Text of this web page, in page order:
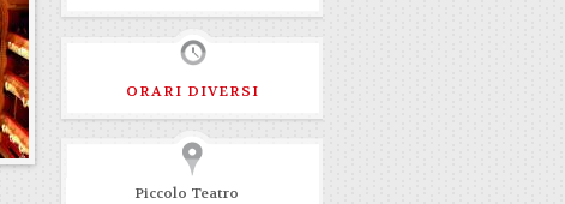
ORARI DIVERSI
Piccolo Teatro